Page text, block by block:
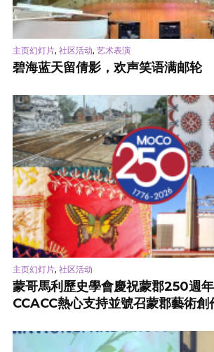
主页幻灯片, 社区活动, 艺术表演
碧海蓝天留倩影，欢声笑语满邮轮
主页幻灯片, 社区活动
蒙哥馬利歷史學會慶祝蒙郡250週
CCACC熱心支持並號召蒙郡藝術創